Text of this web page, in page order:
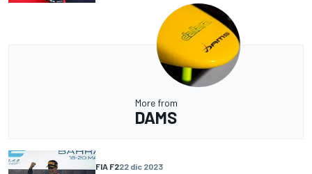
More from
DAMS
FIA F222 dic 2023